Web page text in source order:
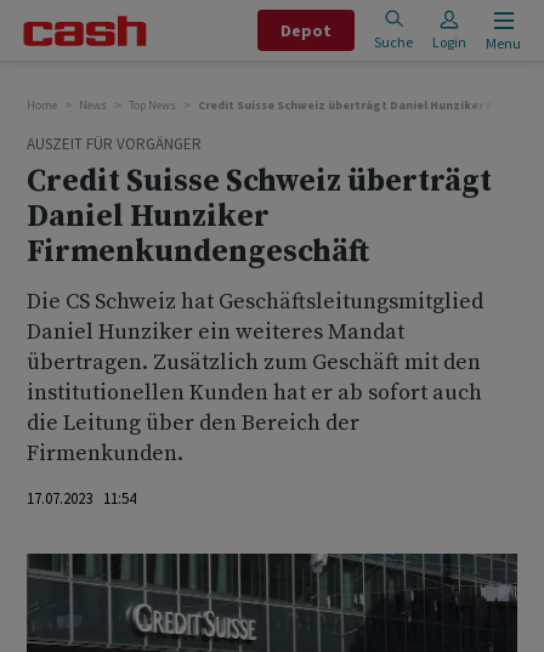
Depot
Suche Login Menu
Home News Top News Credit Suisse Schweiz überträgt Daniel Hunziker
AUSZEIT FÜR VORGÄNGER
Credit Suisse Schweiz überträgt
Daniel Hunziker
Firmenkundengeschäft
Die CS Schweiz hat Geschäftsleitungsmitglied
Daniel Hunziker ein weiteres Mandat
übertragen. Zusätzlich zum Geschäft mit den
institutionellen Kunden hat er ab sofort auch
die Leitung über den Bereich der
Firmenkunden.
17.07.2023 11:54